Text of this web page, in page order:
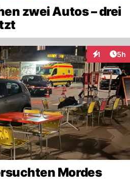
zwei Autos – drei
1 5h
Mordes